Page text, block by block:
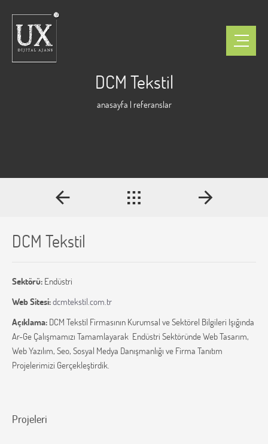
DCM Tekstil
anasayfa | referanslar
DCM Tekstil
Sektörü: Endüstri
Web Sitesi:dcmtekstil.com.tr
Açıklama: DCM Tekstil Firmasının Kurumsal ve Sektörel Bilgileri Işığında
Ar-Ge Çalışmamızı Tamamlayarak Endüstri Sektöründe Web Tasarım,
Web Yazılım, Seo, Sosyal Medya Danışmanlığı ve Firma Tanıtım
Projelerimizi Gerçekleştirdik.
Projeleri